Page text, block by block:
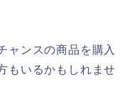
ャンスの商品を購入
もいるかもしれませ